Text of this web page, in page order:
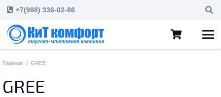
+7(988) 336-02-86
Главная / GREE
GREE